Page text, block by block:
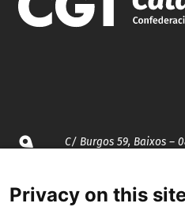
C/ Burgos 59, Baixos –
Privacy on this